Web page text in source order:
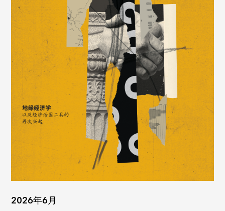
2026年6月